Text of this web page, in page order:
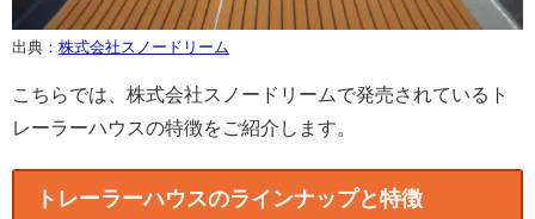
出典： 株式会社スノードリーム
こちらでは、株式会社スノードリームで発売されているト
レーラーハウスの特徴をご紹介します。
トレーラーハウスのラインナップと特徴